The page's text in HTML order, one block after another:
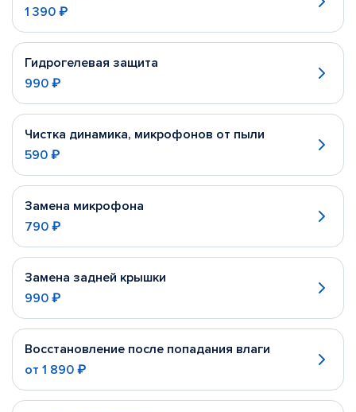
1 390 ₽
Гидрогелевая защита
990 ₽
Чистка динамика, микрофонов от пыли
590 ₽
Замена микрофона
790 ₽
Замена задней крышки
990 ₽
Восстановление после попадания влаги
от 1 890 ₽